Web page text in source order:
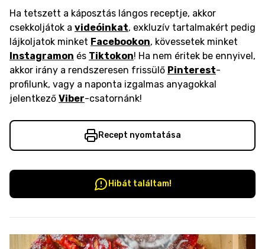
Ha tetszett a káposztás lángos receptje, akkor
csekkoljátok a videóinkat, exkluzív tartalmakért pedig
lájkoljatok minket Facebookon, kövessetek minket
Instagramon és Tiktokon! Ha nem éritek be ennyivel,
akkor irány a rendszeresen frissülő Pinterest-
profilunk, vagy a naponta izgalmas anyagokkal
jelentkező Viber-csatornánk!
Recept nyomtatása
Hibát találtam!